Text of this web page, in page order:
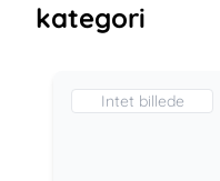
kategori
Intet billede